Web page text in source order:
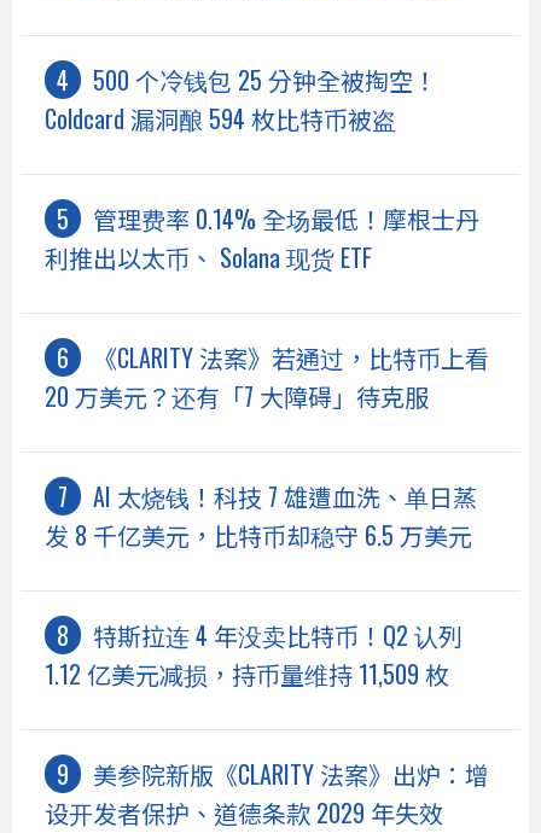
500 个冷钱包 25 分钟全被掏空！
Coldcard 漏洞酿 594 枚比特币被盗
管理费率 0.14% 全场最低！摩根士丹
利推出以太币、 Solana 现货 ETF
《CLARITY 法案》若通过，比特币上看
20 万美元？还有「7 大障碍」待克服
AI 太烧钱！科技 7 雄遭血洗、单日蒸
发 8 千亿美元，比特币却稳守 6.5 万美元
特斯拉连 4 年没卖比特币！Q2 认列
1.12 亿美元减损，持币量维持 11,509 枚
美参院新版《CLARITY 法案》出炉：增
设开发者保护、道德条款 2029 年失效